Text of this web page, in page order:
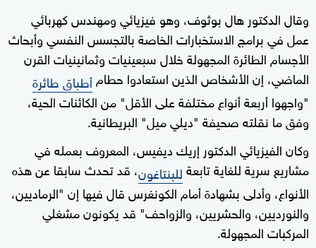
وقال الدكتور هال بوثوف، وهو فيزيائي ومهندس كهربائي
عمل في برامج الاستخبارات الخاصة بالتجسس النفسي وأبحاث
الأجسام الطائرة المجهولة خلال سبعينيات وثمانينيات القرن
الماضي، إن الأشخاص الذين استعادوا حطامأطباق طائرة
"واجهوا أربعة أنواع مختلفة على الأقل" من الكائنات الحية،
وفق ما نقلته صحيفة "ديلي ميل" البريطانية.
وكان الفيزيائي الدكتور إريك ديفيس، المعروف بعمله في
مشاريع سرية للغاية تابعةللبنتاغون، قد تحدث سابقا عن هذه
الأنواع، وأدلى بشهادة أمام الكونغرس قال فيها إن "الرماديين،
والنورديين، والحشريين، والزواحف" قد يكونون مشغلي
المركبات المجهولة.